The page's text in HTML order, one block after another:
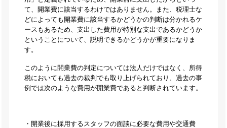
て、開業費に該当するわけではありません。また、税理士な
どによっても開業費に該当するかどうかの判断は分かれるケ
ースもあるため、支出した費用が特別な支出であるかどうか
ということについて、説明できるかどうかが重要になりま
す。
このように開業費の判定については法人だけではなく、所得
税においても過去の裁判でも取り上げられており、過去の事
例では次のような費用が開業費であると判断されています。
・開業後に採用するスタッフの面談に必要な費用や交通費